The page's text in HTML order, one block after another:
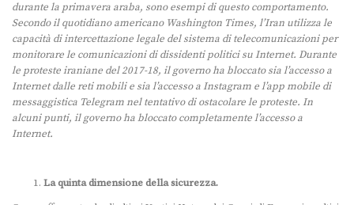
durante la primavera araba, sono esempi di questo comportamento.
Secondo il quotidiano americano Washington Times, l’Iran utilizza le
capacità di intercettazione legale del sistema di telecomunicazioni per
monitorare le comunicazioni di dissidenti politici su Internet. Durante
le proteste iraniane del 2017-18, il governo ha bloccato sia l’accesso a
Internet dalle reti mobili e sia l’accesso a Instagram e l’app mobile di
messaggistica Telegram nel tentativo di ostacolare le proteste. In
alcuni punti, il governo ha bloccato completamente l’accesso a
Internet.
La quinta dimensione della sicurezza.